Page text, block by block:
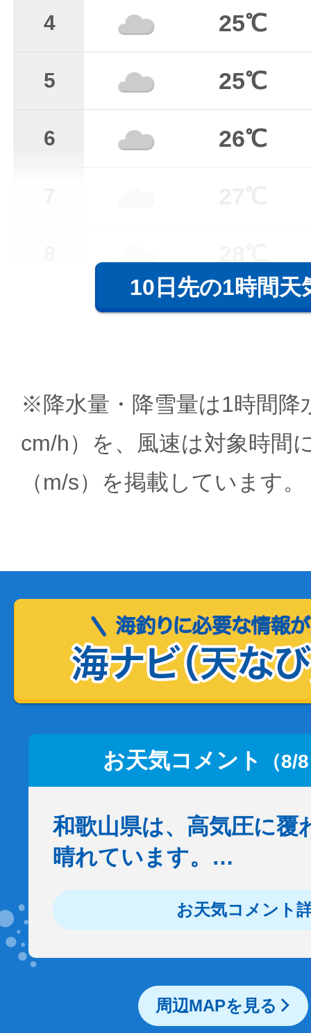
4 25℃
5 25℃
6 26℃
10日先の1時間天
※降水量・降雪量は1時間降
cm/h）を、風速は対象時間
（m/s）を掲載しています。
お天気コメント （8/
和歌山県は、高気圧に覆
晴れています。…
お天気コメント
周辺MAPを見る